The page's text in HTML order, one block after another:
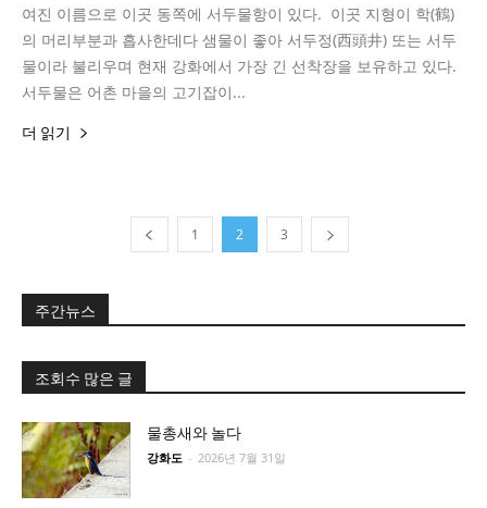
여진 이름으로 이곳 동쪽에 서두물항이 있다. 이곳 지형이 학(鶴)
의 머리부분과 흡사한데다 샘물이 좋아 서두정(西頭井) 또는 서두
물이라 불리우며 현재 강화에서 가장 긴 선착장을 보유하고 있다.
서두물은 어촌 마을의 고기잡이...
더 읽기
1 2 3
주간뉴스
조회수 많은 글
물총새와 놀다
강화도 - 2026년 7월 31일